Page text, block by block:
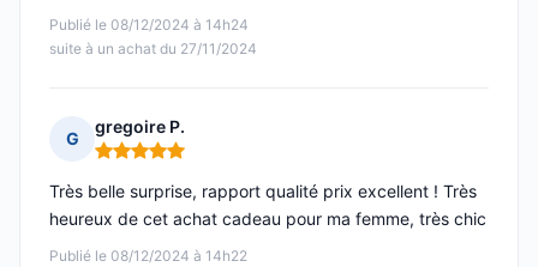
Publié le 08/12/2024 à 14h24
suite à un achat du 27/11/2024
G
gregoire P.
Note : 5 sur 5
Publié le 08/12/2024 à 14h22
Très belle surprise, rapport qualité prix excellent ! Très
heureux de cet achat cadeau pour ma femme, très chic